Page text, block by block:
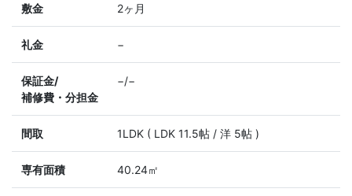
敷金 2ヶ月
礼金 −
保証金/
補修費・分担金
−/−
間取 1LDK ( LDK 11.5帖 / 洋 5帖 )
専有面積 40.24㎡